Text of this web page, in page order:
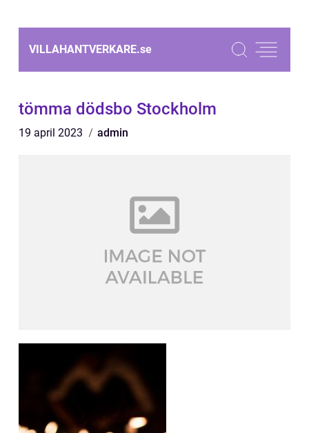
VILLAHANTVERKARE.se
tömma dödsbo Stockholm
19 april 2023 admin